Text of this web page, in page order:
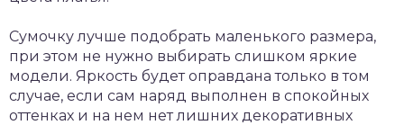
Сумочку лучше подобрать маленького размера,
при этом не нужно выбирать слишком яркие
модели. Яркость будет оправдана только в том
случае, если сам наряд выполнен в спокойных
оттенках и на нем нет лишних декоративных